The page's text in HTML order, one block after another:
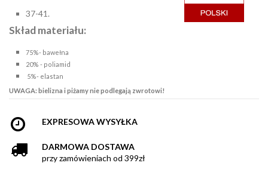
37-41.
Skład materiału:
75%- bawełna
20% - poliamid
5%- elastan
UWAGA: bielizna i piżamy nie podlegają zwrotowi!
EXPRESOWA WYSYŁKA
DARMOWA DOSTAWA
przy zamówieniach od 399zł